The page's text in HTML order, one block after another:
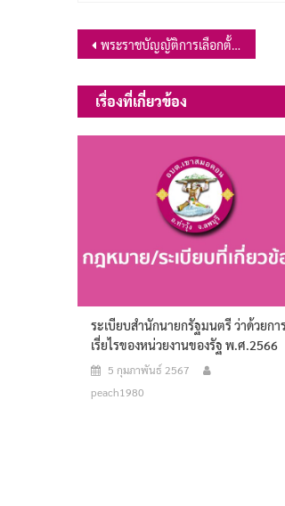
แนะแนว
เรื่อง
พระราชบัญญัติการเลือกตั้งสมาชิกสภาท้องถิ่นหรือผู้บริหารท้องถิ่น พ.ศ.2562
เรื่องที่เกี่ยวข้อง
ระเบียบสำนักนายกรัฐมนตรี ว่าด้วยกา
เรี่ยไรของหน่วยงานของรัฐ พ.ศ.2566
5 กุมภาพันธ์ 2567
peach1980